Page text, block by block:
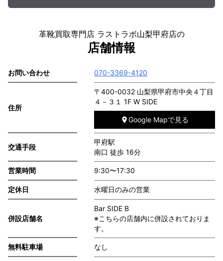
革靴買取専門店 ラストラボ山梨甲府店の
店舗情報
お問い合わせ 070-3369-4120
住所
〒400-0032 山梨県甲府市中央４丁目
４－３１ 1F W SIDE
Google Mapで見る
交通手段
甲府駅
南口 徒歩 16分
営業時間 9:30〜17:30
定休日 水曜日のみの営業
併設店舗名
Bar SIDE B
※こちらの店舗内に併設されておりま
す。
無料駐車場 なし